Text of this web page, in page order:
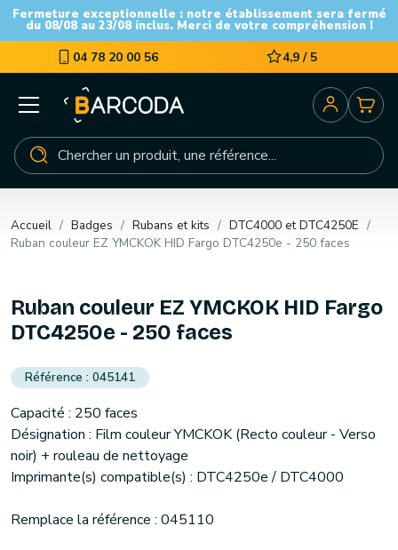
Fermeture exceptionnelle : notre établissement sera fermé
du 08/08 au 23/08 inclus. Merci de votre compréhension !
04 78 20 00 56 4,9 / 5
Accueil Badges Rubans et kits
DTC4000 et DTC4250E
Ruban couleur EZ YMCKOK HID Fargo DTC4250e - 250 faces
Ruban couleur EZ YMCKOK HID Fargo
DTC4250e - 250 faces
045141
Capacité : 250 faces
Désignation : Film couleur YMCKOK (Recto couleur - Verso
noir) + rouleau de nettoyage
Imprimante(s) compatible(s) : DTC4250e / DTC4000
Remplace la référence : 045110